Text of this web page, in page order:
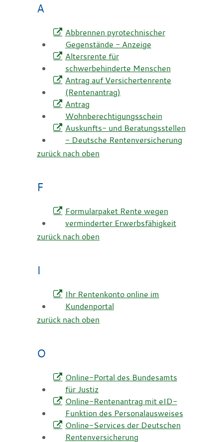
A
Abbrennen pyrotechnischer
Gegenstände - Anzeige
Altersrente für
schwerbehinderte Menschen
Antrag auf Versichertenrente
(Rentenantrag)
Antrag
Wohnberechtigungsschein
Auskunfts- und Beratungsstellen
- Deutsche Rentenversicherung
zurück nach oben
F
Formularpaket Rente wegen
verminderter Erwerbsfähigkeit
zurück nach oben
I
Ihr Rentenkonto online im
Kundenportal
zurück nach oben
O
Online-Portal des Bundesamts
für Justiz
Online-Rentenantrag mit eID-
Funktion des Personalausweises
Online-Services der Deutschen
Rentenversicherung